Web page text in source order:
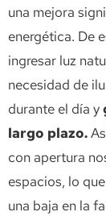
una mejora
energética. De
ingresar luz
necesidad de
durante el día y
largo plazo.
con apertura
espacios, lo
una baja en la